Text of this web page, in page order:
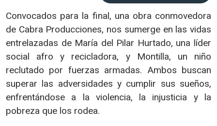
Convocados para la final, una obra conmovedora
de Cabra Producciones, nos sumerge en las vidas
entrelazadas de María del Pilar Hurtado, una líder
social afro y recicladora, y Montilla, un niño
reclutado por fuerzas armadas. Ambos buscan
superar las adversidades y cumplir sus sueños,
enfrentándose a la violencia, la injusticia y la
pobreza que los rodea.